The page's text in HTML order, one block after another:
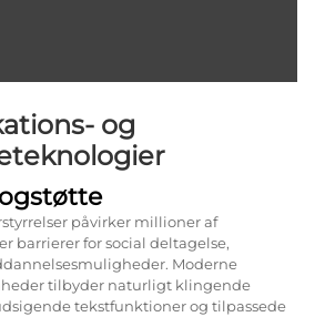
og
påvirker millioner af
barrierer for social deltagelse,
Moderne
tilbyder naturligt klingende
tekstfunktioner og tilpassede